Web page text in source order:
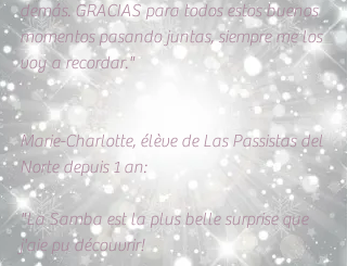
demás. GRACIAS para todos estos buenos
momentos pasando juntas, siempre me los
voy a recordar."
Marie-Charlotte, élève de Las Passistas del
Norte depuis 1 an:
"La Samba est la plus belle surprise que
j'aie pu découvrir!